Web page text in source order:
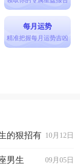
每月运势
精准把握每月运势吉凶
10月12日
的狠招有
09月05日
男生